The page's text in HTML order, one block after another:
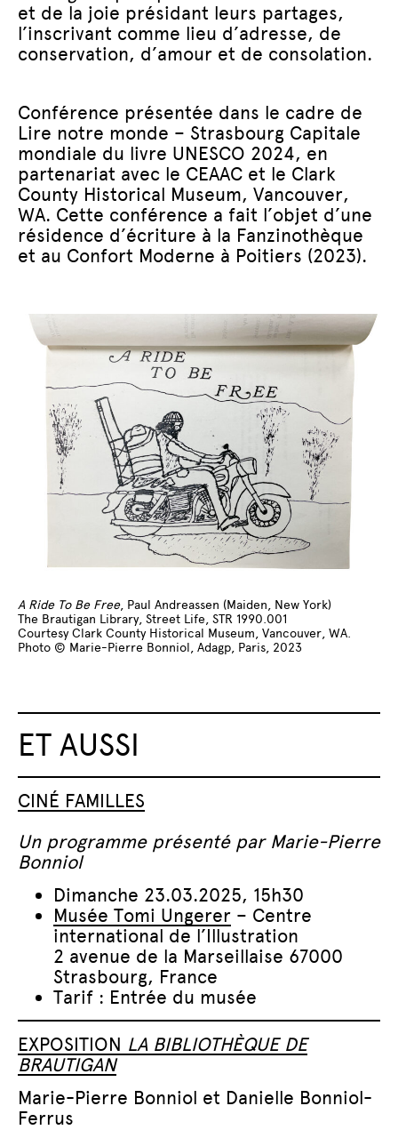
et de la joie présidant leurs partages,
l’inscrivant comme lieu d’adresse, de
conservation, d’amour et de consolation.
Conférence présentée dans le cadre de
Lire notre monde – Strasbourg Capitale
mondiale du livre UNESCO 2024, en
partenariat avec le CEAAC et le Clark
County Historical Museum, Vancouver,
WA. Cette conférence a fait l’objet d’une
résidence d’écriture à la Fanzinothèque
et au Confort Moderne à Poitiers (2023).
A Ride To Be Free, Paul Andreassen (Maiden, New York)
The Brautigan Library, Street Life, STR 1990.001
Courtesy Clark County Historical Museum, Vancouver, WA.
Photo © Marie-Pierre Bonniol, Adagp, Paris, 2023
ET AUSSI
CINÉ FAMILLES
Un programme présenté par Marie-Pierre
Bonniol
Dimanche 23.03.2025, 15h30
Musée Tomi Ungerer – Centre
international de l’Illustration
2 avenue de la Marseillaise 67000
Strasbourg, France
Tarif : Entrée du musée
EXPOSITION LA BIBLIOTHÈQUE DE
BRAUTIGAN
Marie-Pierre Bonniol et Danielle Bonniol-
Ferrus